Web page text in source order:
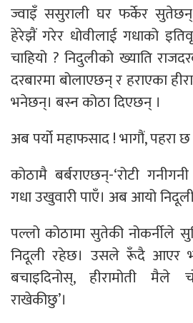
ज्वाइँ ससुराली घर फर्केर
हेरेझैं गरेर धोवीलाई गधाको
चाहियो ? निदुलीको ख्याति
दरबारमा बोलाएछन् र हराएका
भनेछन्। बस्न कोठा दिएछन् ।
अब पर्यो महाफसाद ! भागौं, पहरा
कोठामै बर्बराएछन्-‘रोटी
गधा उखुवारी पाएँ। अब आयो
पल्लो कोठामा सुतेकी नोकर्नीले
निदूली रहेछ। उसले रूँदै आएर
बचाइदिनोस्, हीरामोती मैले
राखेकीछु’।